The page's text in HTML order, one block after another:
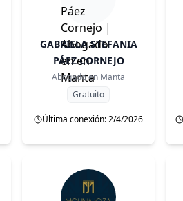
GABRIELA STEFANIA
PÁEZ CORNEJO
Abogado en Manta
Gratuito
Última conexión: 2/4/2026